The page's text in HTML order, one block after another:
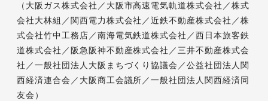
（大阪ガス株式会社／大阪市高速電気軌道株式会社／株式
会社大林組／関西電力株式会社／近鉄不動産株式会社／株
式会社竹中工務店／南海電気鉄道株式会社／西日本旅客鉄
道株式会社／阪急阪神不動産株式会社／三井不動産株式会
社／一般社団法人大阪まちづくり協議会／公益社団法人関
西経済連合会／大阪商工会議所／一般社団法人関西経済同
友会）